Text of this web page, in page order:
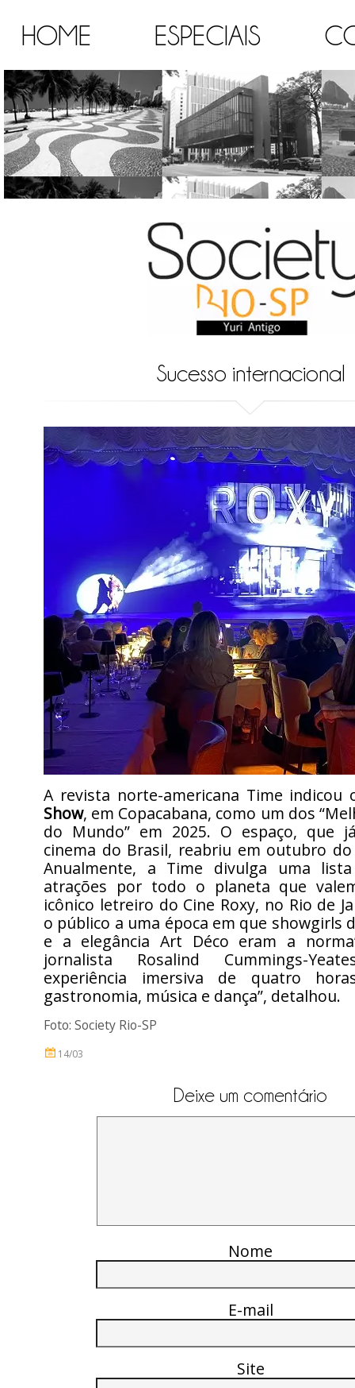
HOME ESPECIAIS
Sucesso internacional
A revista norte-americana Time
Show, em Copacabana, como um dos
do Mundo” em 2025. O espaço, que
cinema do Brasil, reabriu em outubro
Anualmente, a Time divulga uma
atrações por todo o planeta que
icônico letreiro do Cine Roxy, no Rio de
o público a uma época em que showgirls
e a elegância Art Déco eram a
jornalista Rosalind Cummings-
experiência imersiva de quatro
gastronomia, música e dança”, detalhou.
Foto: Society Rio-SP
14/03
Deixe um comentário
Nome
E-mail
Site